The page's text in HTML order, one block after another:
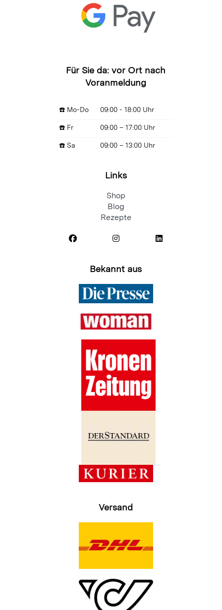
Für Sie da: vor Ort nach
Voranmeldung
☎️ Mo-Do 09:00 - 18:00 Uhr
☎️ Fr 09:00 – 17:00 Uhr
☎️ Sa 09:00 – 13:00 Uhr
Links
Shop
Blog
Rezepte
Bekannt aus
Versand